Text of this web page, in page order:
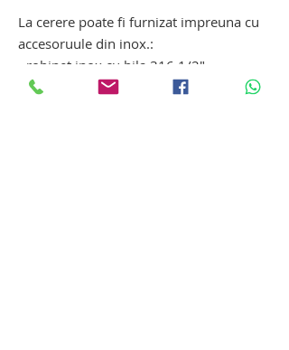
La cerere poate fi furnizat impreuna cu
accesoruule din inox.:
- robinet inox cu bila 316 1/2"
- niplu inox 316 1/2"